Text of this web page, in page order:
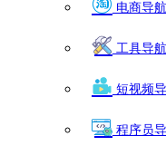
电商导航
工具导航
短视频
程序员